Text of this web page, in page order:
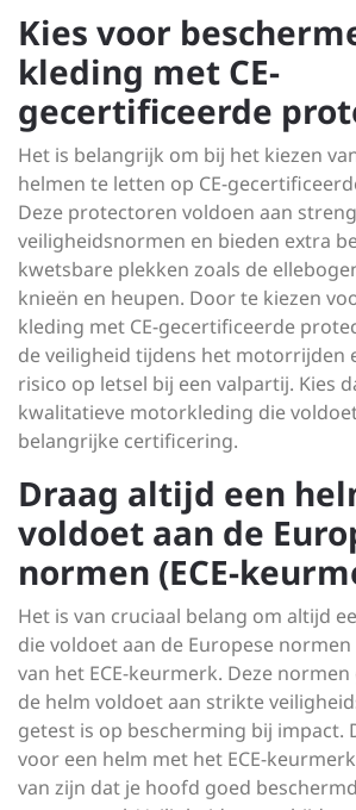
Kies voor
kleding met CE-
gecertificeerde
Het is belangrijk om bij het kiezen
helmen te letten op CE-
Deze protectoren voldoen aan
veiligheidsnormen en bieden extra
kwetsbare plekken zoals de
knieën en heupen. Door te kiezen
kleding met CE-gecertificeerde
de veiligheid tijdens het motorrijden
risico op letsel bij een valpartij. Kies
kwalitatieve motorkleding die
belangrijke certificering.
Draag altijd een
voldoet aan de
normen (ECE-
Het is van cruciaal belang om altijd
die voldoet aan de Europese
van het ECE-keurmerk. Deze
de helm voldoet aan strikte
getest is op bescherming bij impact.
voor een helm met het ECE-
van zijn dat je hoofd goed